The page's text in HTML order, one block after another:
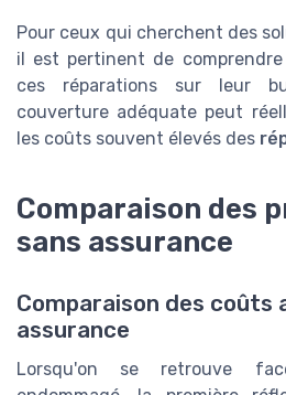
Pour ceux qui cherchent des
il est pertinent de
ces réparations sur leur
couverture adéquate peut
les coûts souvent élevés des
Comparaison des
sans assurance
Comparaison des coûts
assurance
Lorsqu'on se retrouve